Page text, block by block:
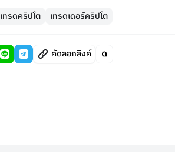
เทรดคริปโต เทรดเดอร์คริปโต
คัดลอกลิงค์